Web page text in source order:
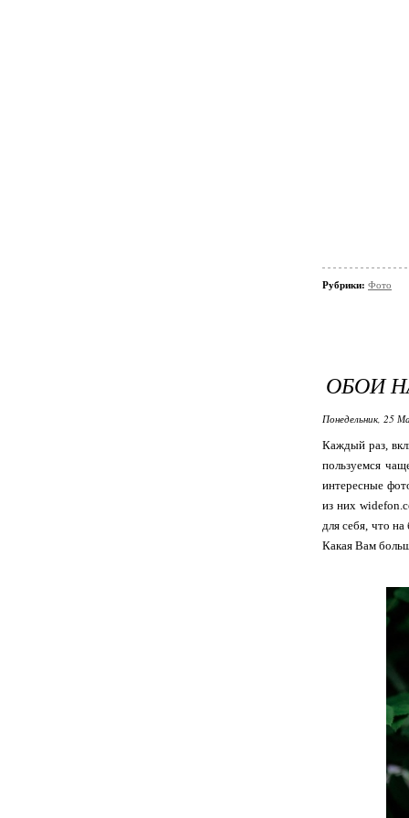
Рубрики: Фото
ОБОИ
Понедельник, 25
Каждый раз,
пользуемся
интересные
из них
для себя, что
Какая Вам